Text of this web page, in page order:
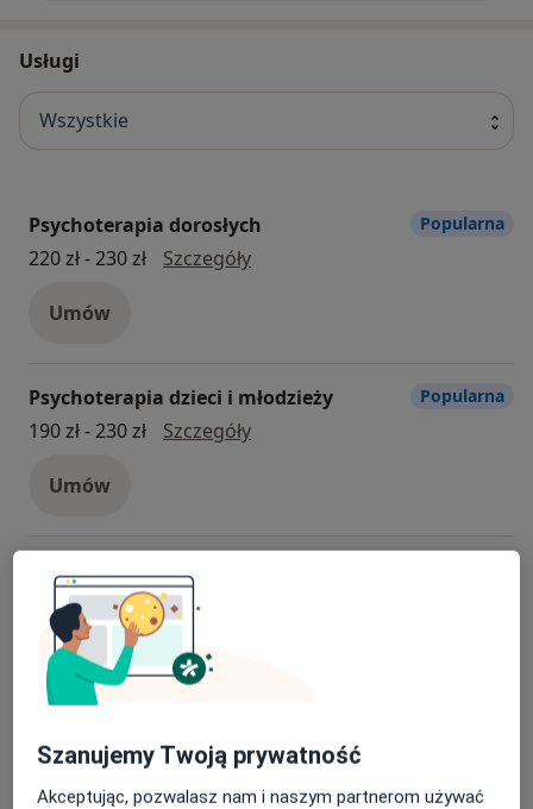
Usługi
Wszystkie
Psychoterapia dorosłych
220 zł - 230 zł
Szczegółypsychoterapia dorosłych
Umów
Popularna
Psychoterapia dzieci i młodzieży
190 zł - 230 zł
SzczegółyPsychoterapia dzieci i
Umów
Popularna
Psychoterapia par i małżeństw
240 zł - 320 zł
Szczegóły
Umów
Konsultacja psychologiczna
180 zł - 240 zł
Szczegóły Konsultacja psychologiczna
Szanujemy Twoją prywatność
Akceptując, pozwalasz nam i naszym partnerom używać